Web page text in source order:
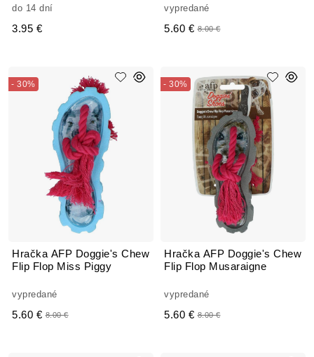
do 14 dní
3.95 €
vypredané
5.60 € 8.00 €
Hračka AFP Doggie's Chew
Flip Flop Miss Piggy
- 30%
vypredané
5.60 € 8.00 €
Hračka AFP Doggie's Chew
Flip Flop Musaraigne
- 30%
vypredané
5.60 € 8.00 €